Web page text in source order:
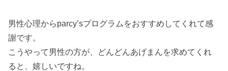
男性心理からparcy’sプログラムをおすすめしてくれて感
謝です。
こうやって男性の方が、どんどんあげまんを求めてくれ
ると、嬉しいですね。